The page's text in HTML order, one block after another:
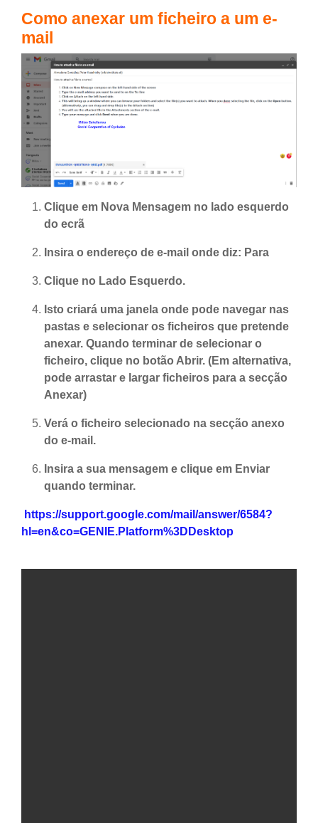
Como anexar um ficheiro a um e-
mail
Clique em Nova Mensagem no lado esquerdo
do ecrã
Insira o endereço de e-mail onde diz: Para
Clique no Lado Esquerdo.
Isto criará uma janela onde pode navegar nas
pastas e selecionar os ficheiros que pretende
anexar. Quando terminar de selecionar o
ficheiro, clique no botão Abrir. (Em alternativa,
pode arrastar e largar ficheiros para a secção
Anexar)
Verá o ficheiro selecionado na secção anexo
do e-mail.
Insira a sua mensagem e clique em Enviar
quando terminar.
https://support.google.com/mail/answer/6584?
hl=en&co=GENIE.Platform%3DDesktop